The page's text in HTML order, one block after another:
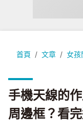
首頁 文章 女孩
手機天線的作用
手機天線的
周邊框？看